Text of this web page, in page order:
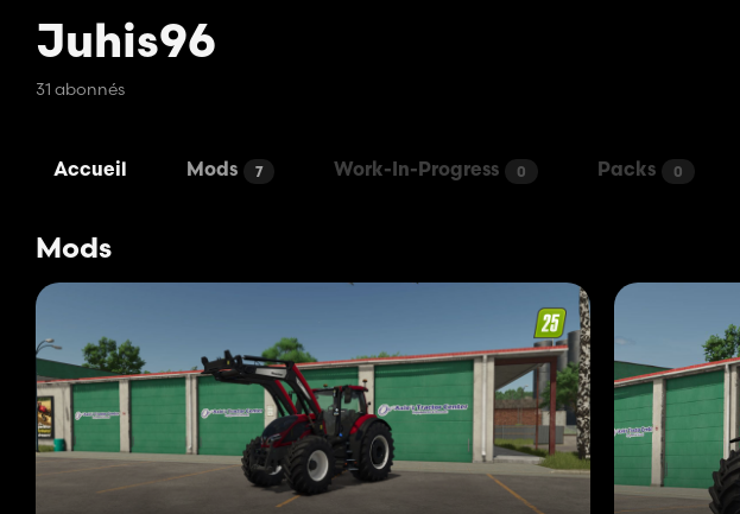
Juhis96
31 abonnés
Accueil Mods 7 Work-In-Progress 0 Packs 0
Mods